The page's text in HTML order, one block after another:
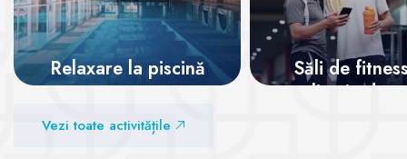
Relaxare la piscină
Vezi sălile
Săli de
aplicație de
Vezi toate activitățile